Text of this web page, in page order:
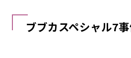
ブブカスペシャル7